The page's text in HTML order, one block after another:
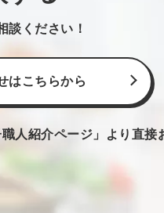
談ください！
はこちらから
職人紹介ページ」より直接